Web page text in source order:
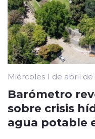
Miércoles 1 de abril de
Barómetro
sobre crisis
agua potable